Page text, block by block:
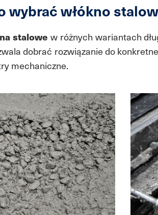
wybrać włókno
stalowe w różnych wariantach
dobrać rozwiązanie do
mechaniczne.